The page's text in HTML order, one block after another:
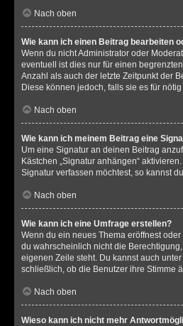
Nach oben
Wie kann ich einen Beitrag bearbeiten
Wenn du nicht Administrator oder
eventuell ist dies nur für einen
Anzahl als auch der letzte Zeitpunkt der
Diese können jedoch, falls sie es für
Nach oben
Wie kann ich meinem Beitrag eine
Um eine Signatur an deinen Beitrag
Kästchen „Signatur anhängen“
Signatur verfassen möchtest, so kannst
Nach oben
Wie kann ich eine Umfrage erstellen?
Wenn du ein neues Thema eröffnest
du wahrscheinlich nicht die
eigenen Zeile steht. Du kannst auch
schließlich, ob die Benutzer ihre Stimme
Nach oben
Wieso kann ich nicht mehr